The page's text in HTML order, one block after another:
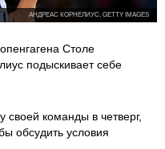
АНДРЕАС КОРНЕЛИУС, GETTY IMAGES
Столе
подыскивает себе
команды в четверг,
обсудить условия